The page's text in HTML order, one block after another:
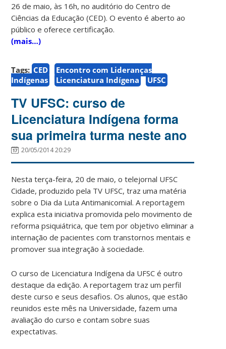
26 de maio, às 16h, no auditório do Centro de
Ciências da Educação (CED). O evento é aberto ao
público e oferece certificação.
(mais…)
Tags: CED
Encontro com Lideranças
Indígenas
Licenciatura Indígena UFSC
TV UFSC: curso de
Licenciatura Indígena forma
sua primeira turma neste ano
20/05/2014 20:29
Nesta terça-feira, 20 de maio, o telejornal UFSC
Cidade, produzido pela TV UFSC, traz uma matéria
sobre o Dia da Luta Antimanicomial. A reportagem
explica esta iniciativa promovida pelo movimento de
reforma psiquiátrica, que tem por objetivo eliminar a
internação de pacientes com transtornos mentais e
promover sua integração à sociedade.
O curso de Licenciatura Indígena da UFSC é outro
destaque da edição. A reportagem traz um perfil
deste curso e seus desafios. Os alunos, que estão
reunidos este mês na Universidade, fazem uma
avaliação do curso e contam sobre suas
expectativas.